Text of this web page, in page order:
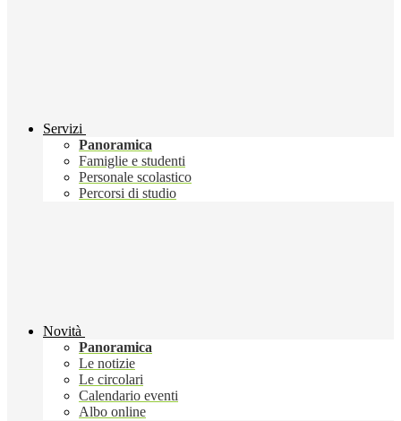
Servizi
Panoramica
Famiglie e studenti
Personale scolastico
Percorsi di studio
Novità
Panoramica
Le notizie
Le circolari
Calendario eventi
Albo online